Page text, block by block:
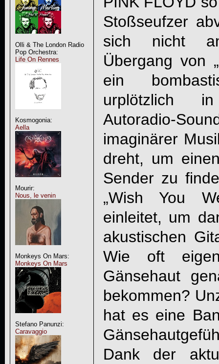
Olli & The London Radio
Pop Orchestra:
Life On Rennes
Kosmogonia:
Aella
Mourir:
Nous, le venin
Monkeys On Mars:
Monkeys On Mars
Stefano Panunzi:
Caravaggio
Stoßseufzer
sich nicht
Übergang von
ein
urplötzlich
Autoradio-
imaginärer
dreht, um
Sender zu
„Wish You
einleitet, um
akustischen
Wie oft
Gänsehaut
bekommen?
hat es eine
Dank der